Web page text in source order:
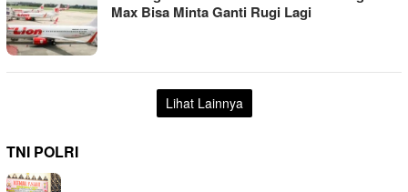
Max Bisa Minta Ganti Rugi Lagi
Lihat Lainnya
TNI POLRI